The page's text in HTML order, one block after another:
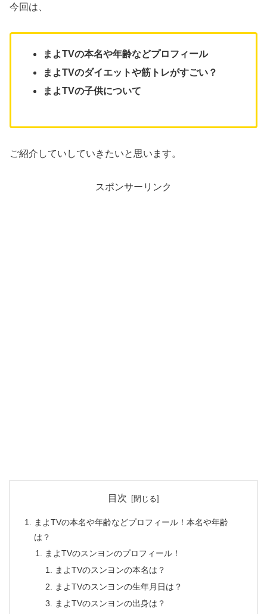
今回は、
まよTVの本名や年齢などプロフィール
まよTVのダイエットや筋トレがすごい？
まよTVの子供について
ご紹介していしていきたいと思います。
スポンサーリンク
目次
まよTVの本名や年齢などプロフィール！本名や年齢
は？
まよTVのスンヨンのプロフィール！
まよTVのスンヨンの本名は？
まよTVのスンヨンの生年月日は？
まよTVのスンヨンの出身は？